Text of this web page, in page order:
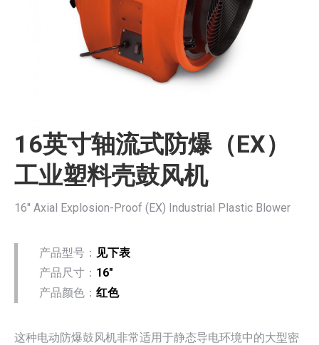
16英寸轴流式防爆（EX）
工业塑料壳鼓风机
16″ Axial Explosion-Proof (EX) Industrial Plastic Blower
产品型号： 见下表
产品尺寸： 16″
产品颜色： 红色
这种电动防爆鼓风机非常适用于静态导电环境中的大型密